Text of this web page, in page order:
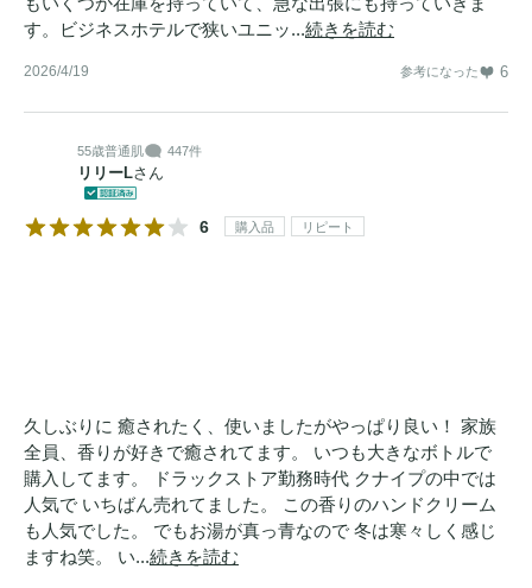
す。ビジネスホテルで狭いユニッ...続きを読む
2026/4/19 参考になった 6
55歳普通肌 447件
リリーLさん
6 購入品 リピート
久しぶりに 癒されたく、使いましたがやっぱり良い！ 家族
全員、香りが好きで癒されてます。 いつも大きなボトルで
購入してます。 ドラックストア勤務時代 クナイプの中では
人気で いちばん売れてました。 この香りのハンドクリーム
も人気でした。 でもお湯が真っ青なので 冬は寒々しく感じ
ますね笑。 い...続きを読む